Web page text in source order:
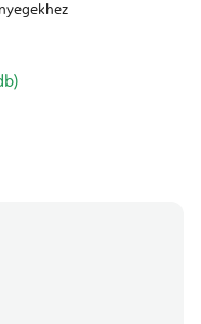
átlagos
értékelése
csillag.